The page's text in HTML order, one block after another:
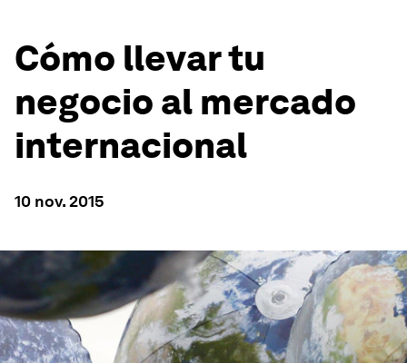
Cómo llevar tu
negocio al mercado
internacional
10 nov. 2015